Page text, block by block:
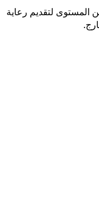
المستوى لتقديم رعاية